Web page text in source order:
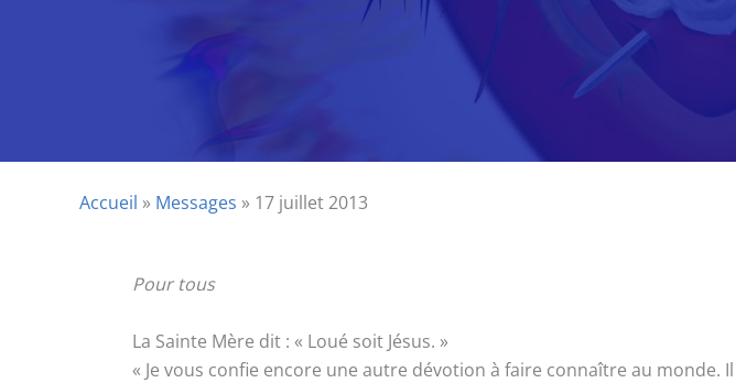
Accueil » Messages » 17 juillet 2013
Pour tous
La Sainte Mère dit : « Loué soit Jésus. »
« Je vous confie encore une autre dévotion à faire connaître au monde.